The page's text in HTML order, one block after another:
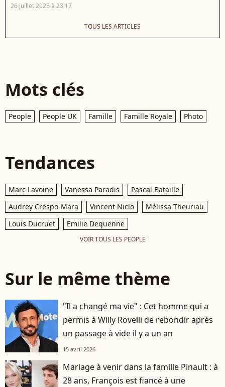
26 juillet 2025 à 23:17
TOUS LES ARTICLES
Mots clés
People People UK Famille Famille Royale Photo
Tendances
Marc Lavoine Vanessa Paradis
Pascal Bataille
Audrey Crespo-Mara
Vincent Niclo
Mélissa Theuriau
Louis Ducruet
Emilie Dequenne
VOIR TOUS LES PEOPLE
Sur le même thème
"Il a changé ma vie" : Cet homme qui a
permis à Willy Rovelli de rebondir après
un passage à vide il y a un an
15 avril 2026
Mariage à venir dans la famille Pinault : à
28 ans, François est fiancé à une